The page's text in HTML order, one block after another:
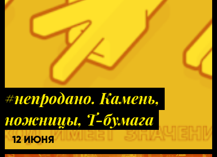
#непродано. Камень,
ножницы, Т-бумага
12 ИЮНЯ